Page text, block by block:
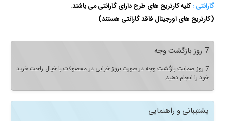
گارانتی :کلیه کارتریج های طرح دارای گارانتی می باشند.
(کارتریج های اورجینال فاقد گارانتی هستند)
7 روز بازگشت وجه
7 روز ضمانت بازگشت وجه در صورت بروز خرابی در محصولات با خیال راحت خرید
خود را انجام دهید.
پشتیبانی و راهنمایی